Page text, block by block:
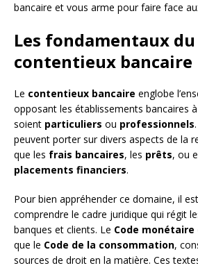
bancaire et vous arme pour faire face
Les fondamentaux du
contentieux bancaire
Le contentieux bancaire englobe
opposant les établissements bancaires à
soient particuliers ou professionnels
peuvent porter sur divers aspects de la
que les frais bancaires, les prêts, ou
placements financiers.
Pour bien appréhender ce domaine, il
comprendre le cadre juridique qui régit
banques et clients. Le Code
que le Code de la consommation,
sources de droit en la matière. Ces